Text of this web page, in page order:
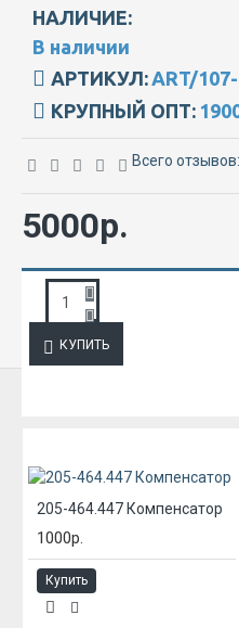
НАЛИЧИЕ:
В наличии
АРТИКУЛ:ART/
КРУПНЫЙ ОПТ:
Всего
5000р.
КУПИТЬ
205-464.447 Компенсатор
1000р.
Купить